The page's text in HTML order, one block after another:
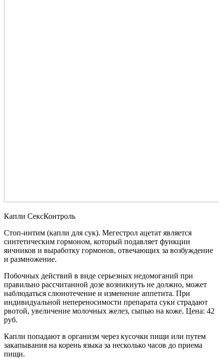
Капли СексКонтроль
Стоп-интим (капли для сук). Мегестрол ацетат является
синтетическим гормоном, который подавляет функции
яичников и выработку гормонов, отвечающих за возбуждение
и размножение.
Побочных действий в виде серьезных недомоганий при
правильно рассчитанной дозе возникнуть не должно, может
наблюдаться слюнотечение и изменение аппетита. При
индивидуальной непереносимости препарата суки страдают
рвотой, увеличение молочных желез, сыпью на коже. Цена: 42
руб.
Капли попадают в организм через кусочки пищи или путем
закапывания на корень языка за несколько часов до приема
пищи.